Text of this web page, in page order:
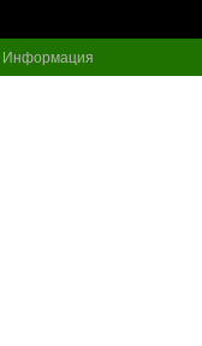
Информация